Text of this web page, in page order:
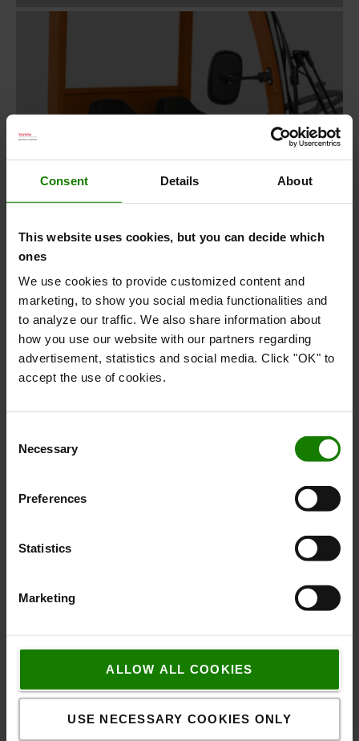
Consent Details About
This website uses cookies, but you can decide which
ones
We use cookies to provide customized content and
marketing, to show you social media functionalities and
to analyze our traffic. We also share information about
how you use our website with our partners regarding
advertisement, statistics and social media. Click "OK" to
accept the use of cookies.
Selection
Necessary
Preferences
Statistics
Marketing
ALLOW ALL COOKIES
USE NECESSARY COOKIES ONLY
Nem adgang
Alle modeller i Tracto-serien har en lav
indstigningshøjde, som gør det nemt at stige af
og på i mange forskellige situationer, både
vælges med kabine, der er udstyret med
Knapper
påhængsvogn er Tracto-serien udstyret med
knapper til at flytte køretøjet frem og tilbage.
ergonomien.
Udendørs modeller